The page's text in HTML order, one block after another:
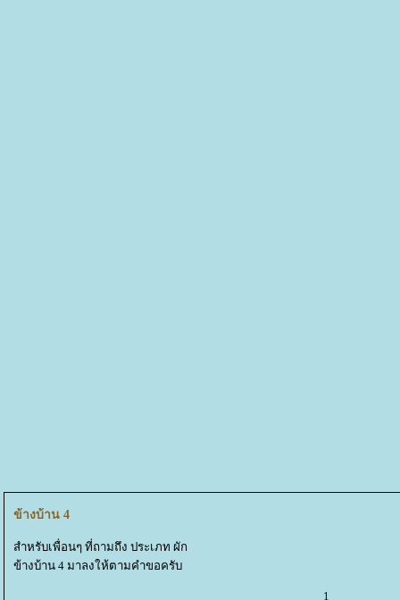
ข้างบ้าน 4
สำหรับเพื่อนๆ ที่ถามถึง ประเภท ผัก
ข้างบ้าน 4 มาลงให้ตามคำขอครับ
1